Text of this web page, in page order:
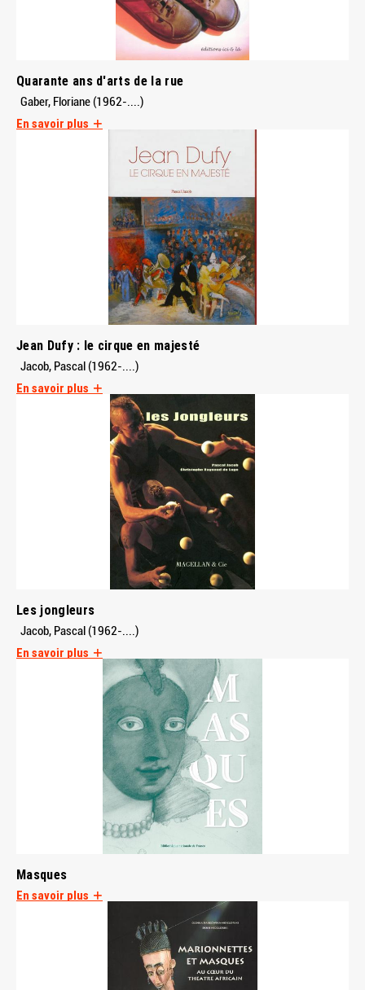
Quarante ans d'arts de la rue
Gaber, Floriane (1962-....)
En savoir plus
Jean Dufy : le cirque en majesté
Jacob, Pascal (1962-....)
En savoir plus
Les jongleurs
Jacob, Pascal (1962-....)
En savoir plus
Masques
En savoir plus